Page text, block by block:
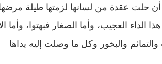
أن حلت عقدة من لسانها لزمتها طيلة
الداء العجيب، وأما الصغار فبهتوا، وأما
والتمائم والبخور وكل ما وصلت إليه يداها